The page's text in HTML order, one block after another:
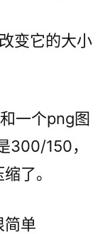
变它的大小
一个png图
300/150，
了。
简单